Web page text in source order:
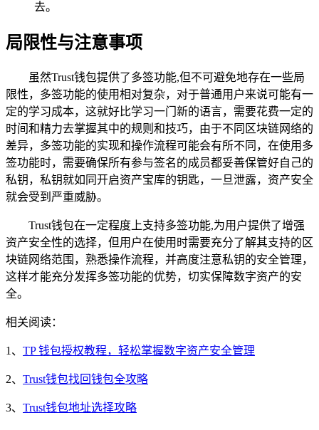
去。
局限性与注意事项
虽然Trust钱包提供了多签功能,但不可避免地存在一些局
限性，多签功能的使用相对复杂，对于普通用户来说可能有一
定的学习成本，这就好比学习一门新的语言，需要花费一定的
时间和精力去掌握其中的规则和技巧，由于不同区块链网络的
差异，多签功能的实现和操作流程可能会有所不同，在使用多
签功能时，需要确保所有参与签名的成员都妥善保管好自己的
私钥，私钥就如同开启资产宝库的钥匙，一旦泄露，资产安全
就会受到严重威胁。
Trust钱包在一定程度上支持多签功能,为用户提供了增强
资产安全性的选择，但用户在使用时需要充分了解其支持的区
块链网络范围，熟悉操作流程，并高度注意私钥的安全管理，
这样才能充分发挥多签功能的优势，切实保障数字资产的安
全。
相关阅读：
1、 TP 钱包授权教程，轻松掌握数字资产安全管理
2、 Trust钱包找回钱包全攻略
3、 Trust钱包地址选择攻略